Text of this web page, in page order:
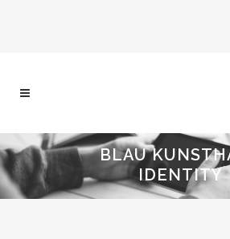
BLAU
IDENTITY